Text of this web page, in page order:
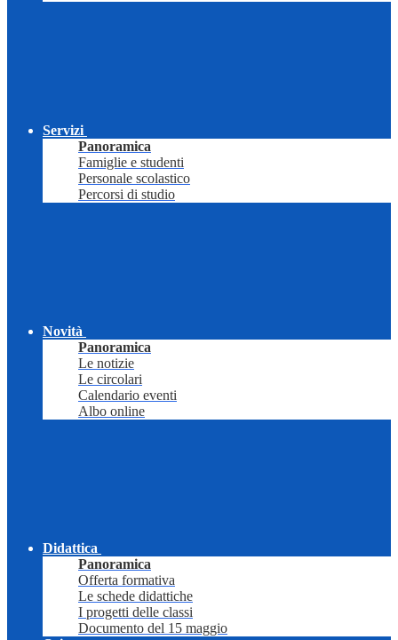
Servizi
Panoramica
Famiglie e studenti
Personale scolastico
Percorsi di studio
Novità
Panoramica
Le notizie
Le circolari
Calendario eventi
Albo online
Didattica
Panoramica
Offerta formativa
Le schede didattiche
I progetti delle classi
Documento del 15 maggio